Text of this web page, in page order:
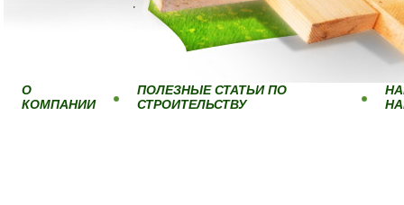
О
КОМПАНИИ
ПОЛЕЗНЫЕ СТАТЬИ ПО
СТРОИТЕЛЬСТВУ